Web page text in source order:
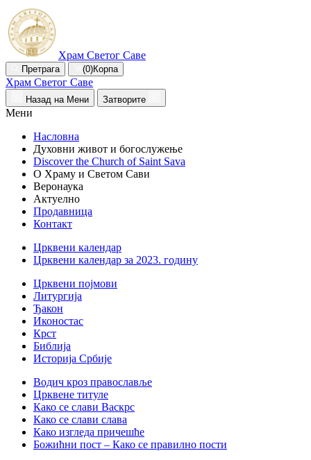
Храм Светог Саве
Претрага (0)Корпа
Храм Светог Саве
Назад на Мени Затворите
Мени
Насловна
Духовни живот и богослужење
Discover the Church of Saint Sava
О Храму и Светом Сави
Веронаука
Актуелно
Продавница
Контакт
Црквени календар
Црквени календар за 2023. годину
Црквени појмови
Литургија
Ђакон
Иконостас
Крст
Библија
Историја Србије
Водич кроз православље
Црквене титуле
Како се слави Васкрс
Како се слави слава
Како изгледа причешће
Божићни пост – Како се правилно пости